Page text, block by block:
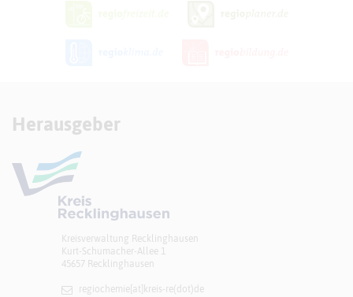
Herausgeber
Kreisverwaltung Recklinghausen
Kurt-Schumacher-Allee 1
45657 Recklinghausen
regiochemie[at]​kreis-re(dot)de